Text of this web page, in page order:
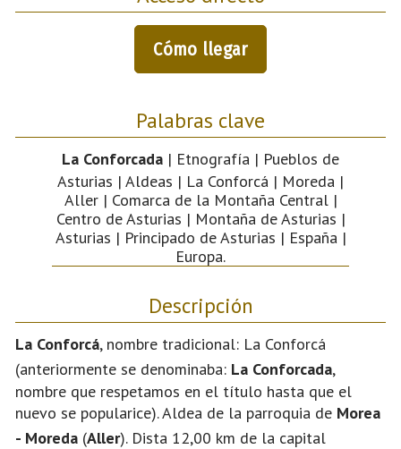
Cómo llegar
Palabras clave
La Conforcada | Etnografía | Pueblos de
Asturias | Aldeas | La Conforcá | Moreda |
Aller | Comarca de la Montaña Central |
Centro de Asturias | Montaña de Asturias |
Asturias | Principado de Asturias | España |
Europa.
Descripción
La Conforcá, nombre tradicional: La Conforcá
(anteriormente se denominaba: La Conforcada,
nombre que respetamos en el título hasta que el
nuevo se popularice). Aldea de la parroquia de Morea
- Moreda (Aller). Dista 12,00 km de la capital